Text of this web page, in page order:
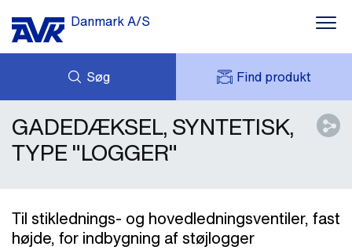
Danmark A/S
Søg Find produkt
NYHEDER
DOWNLOADS
OM OS
KONTAKT OS
FORESPØRG
MIT AVK
GADEDÆKSEL, SYNTETISK,
TYPE "LOGGER"
Til stiklednings- og hovedledningsventiler, fast
højde, for indbygning af støjlogger